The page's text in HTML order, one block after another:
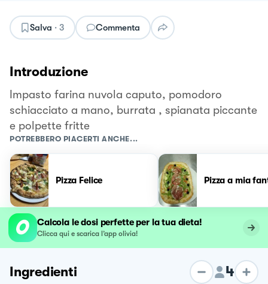
Salva · 3 Commenta
Introduzione
Impasto farina nuvola caputo, pomodoro
schiacciato a mano, burrata , spianata piccante
e polpette fritte
POTREBBERO PIACERTI ANCHE...
Pizza Felice Pizza a mia
Calcola le dosi perfette per la tua dieta!
Clicca qui e scarica l’app olivia!
Ingredienti 4